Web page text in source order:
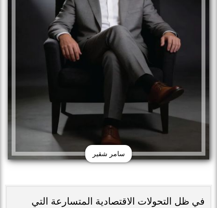
سامر شقير
في ظل التحولات الاقتصادية المتسارعة التي